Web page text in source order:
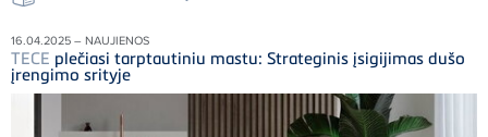
16.04.2025 – NAUJIENOS
TECE plečiasi tarptautiniu mastu: Strateginis įsigijimas dušo
įrengimo srityje